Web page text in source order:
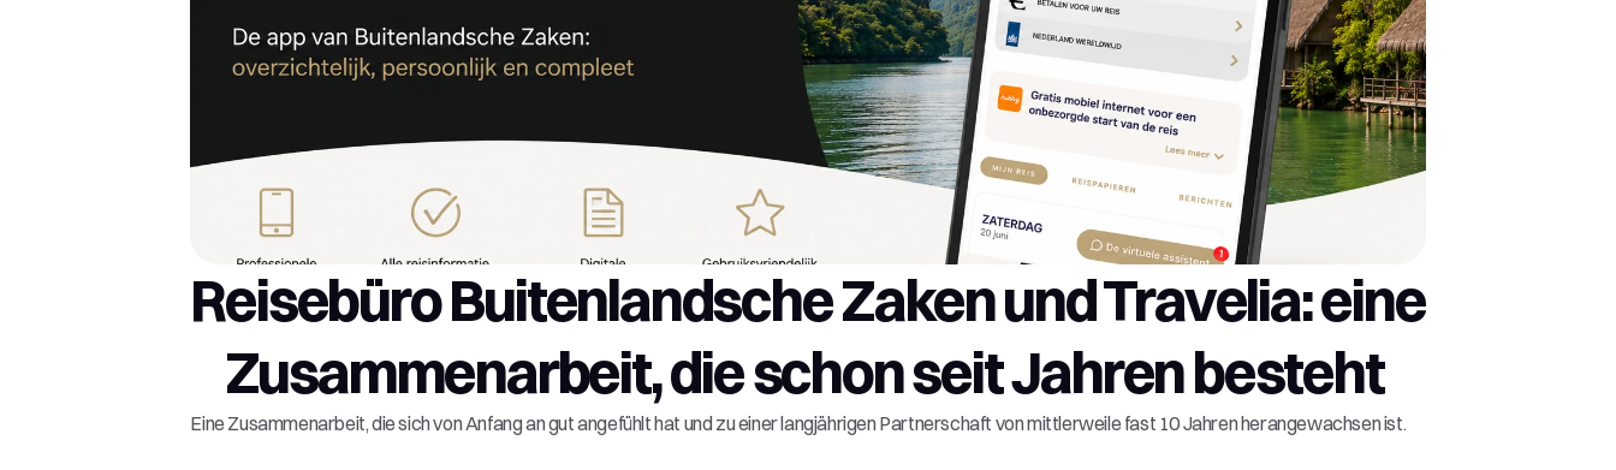
Reisebüro Buitenlandsche Zaken und Travelia: eine
Zusammenarbeit, die schon seit Jahren besteht
Eine Zusammenarbeit, die sich von Anfang an gut angefühlt hat und zu einer langjährigen Partnerschaft von mittlerweile fast 10 Jahren herangewachsen ist.